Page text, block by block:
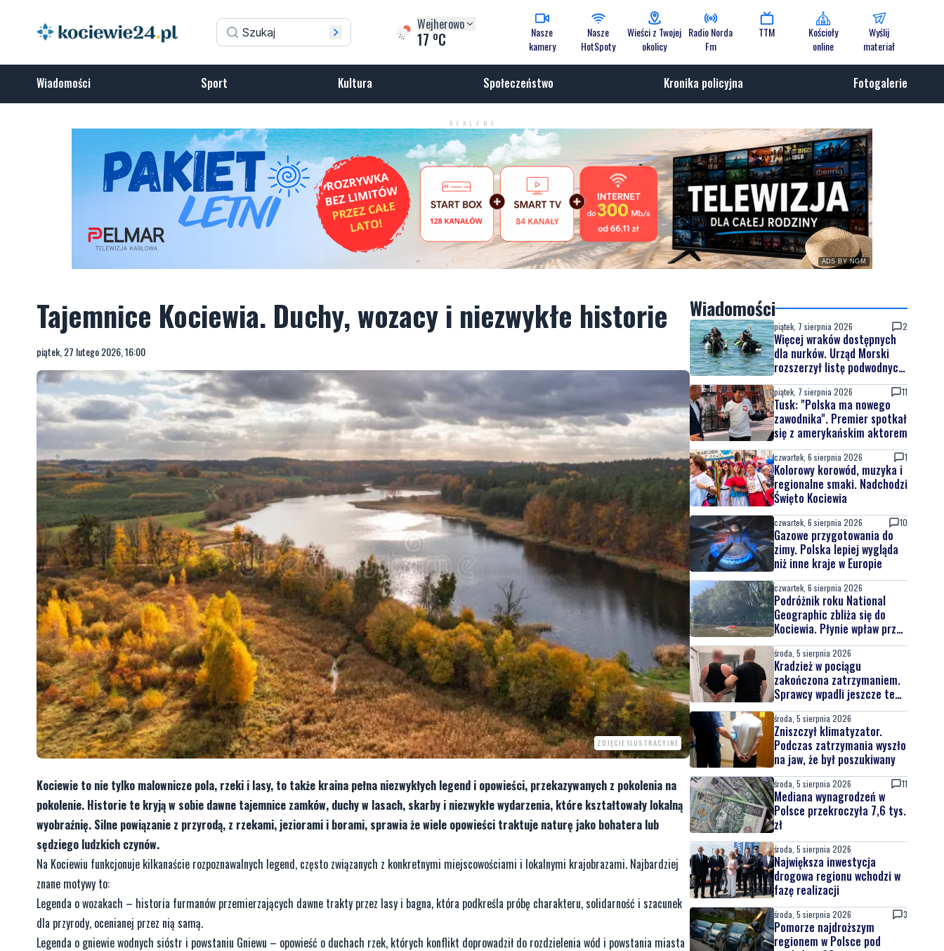
Wejherowo
17 oC
Nasze
kamery
Nasze
HotSpoty
Wieści z Twojej
okolicy
Radio Norda
Fm
TTM
Kościoły
online
Wyślij
materiał
Wiadomości Sport Kultura Społeczeństwo Kronika policyjna Fotogalerie
REKLAMA
ADS BY NGM
Tajemnice Kociewia. Duchy, wozacy i niezwykłe historie
piątek, 27 lutego 2026, 16:00
ZDJĘCIE ILUSTRACYJNE
Kociewie to nie tylko malownicze pola, rzeki i lasy, to także kraina pełna niezwykłych legend i opowieści, przekazywanych z pokolenia na
pokolenie. Historie te kryją w sobie dawne tajemnice zamków, duchy w lasach, skarby i niezwykłe wydarzenia, które kształtowały lokalną
wyobraźnię. Silne powiązanie z przyrodą, z rzekami, jeziorami i borami, sprawia że wiele opowieści traktuje naturę jako bohatera lub
sędziego ludzkich czynów.
Na Kociewiu funkcjonuje kilkanaście rozpoznawalnych legend, często związanych z konkretnymi miejscowościami i lokalnymi krajobrazami. Najbardziej
znane motywy to:
Legenda o wozakach – historia furmanów przemierzających dawne trakty przez lasy i bagna, która podkreśla próbę charakteru, solidarność i szacunek
dla przyrody, ocenianej przez nią samą.
Legenda o gniewie wodnych sióstr i powstaniu Gniewu – opowieść o duchach rzek, których konflikt doprowadził do rozdzielenia wód i powstania miasta
Wiadomości
piątek, 7 sierpnia 2026 2
Więcej wraków dostępnych
dla nurków. Urząd Morski
rozszerzył listę podwodnych
atrakcji
piątek, 7 sierpnia 2026 11
Tusk: "Polska ma nowego
zawodnika". Premier spotkał
się z amerykańskim aktorem
czwartek, 6 sierpnia 2026 1
Kolorowy korowód, muzyka i
regionalne smaki. Nadchodzi
Święto Kociewia
czwartek, 6 sierpnia 2026 10
Gazowe przygotowania do
zimy. Polska lepiej wygląda
niż inne kraje w Europie
czwartek, 6 sierpnia 2026
Podróżnik roku National
Geographic zbliża się do
Kociewia. Płynie wpław przez
całą Wisłę
środa, 5 sierpnia 2026
Kradzież w pociągu
zakończona zatrzymaniem.
Sprawcy wpadli jeszcze tego
samego dnia
środa, 5 sierpnia 2026
Zniszczył klimatyzator.
Podczas zatrzymania wyszło
na jaw, że był poszukiwany
środa, 5 sierpnia 2026 11
Mediana wynagrodzeń w
Polsce przekroczyła 7,6 tys.
zł
środa, 5 sierpnia 2026
Największa inwestycja
drogowa regionu wchodzi w
fazę realizacji
środa, 5 sierpnia 2026 3
Pomorze najdroższym
regionem w Polsce pod